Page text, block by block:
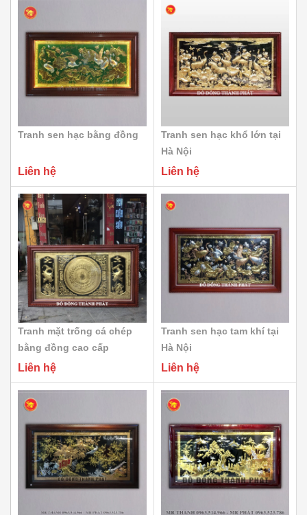
Tranh sen hạc bằng đồng
Liên hệ
Tranh sen hạc khổ lớn tại
Hà Nội
Liên hệ
Tranh mặt trống cá chép
bằng đồng cao cấp
Liên hệ
Tranh sen hạc tam khí tại
Hà Nội
Liên hệ